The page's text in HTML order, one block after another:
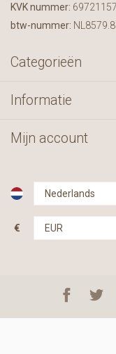
KVK nummer: 69721157
btw-nummer:
Categorieën
Informatie
Mijn account
€